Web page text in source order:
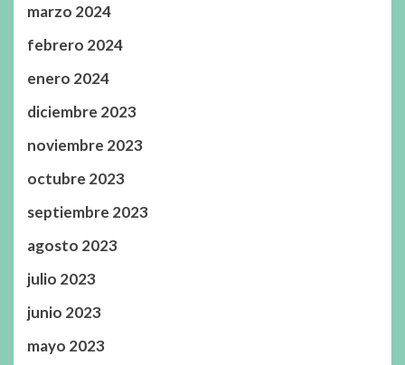
marzo 2024
febrero 2024
enero 2024
diciembre 2023
noviembre 2023
octubre 2023
septiembre 2023
agosto 2023
julio 2023
junio 2023
mayo 2023